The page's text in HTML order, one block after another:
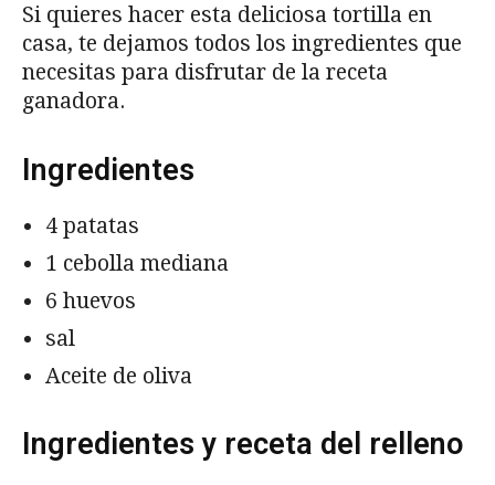
Si quieres hacer esta deliciosa tortilla en
casa, te dejamos todos los ingredientes que
necesitas para disfrutar de la receta
ganadora.
Ingredientes
4 patatas
1 cebolla mediana
6 huevos
sal
Aceite de oliva
Ingredientes y receta del relleno